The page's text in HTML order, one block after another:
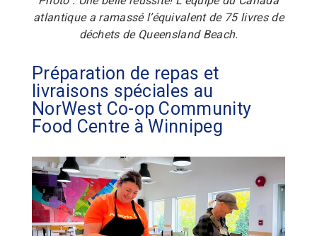
atlantique a ramassé l’équivalent de 75 livres de
déchets de Queensland Beach.
Préparation de repas et
livraisons spéciales au
NorWest Co-op Community
Food Centre à Winnipeg